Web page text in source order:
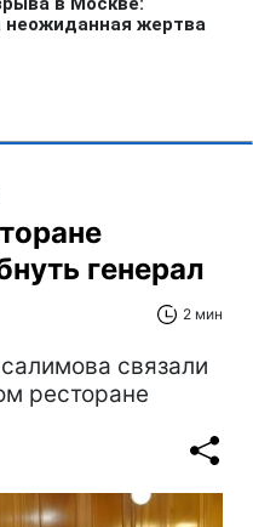
генерал
2 мин
связали
ресторане